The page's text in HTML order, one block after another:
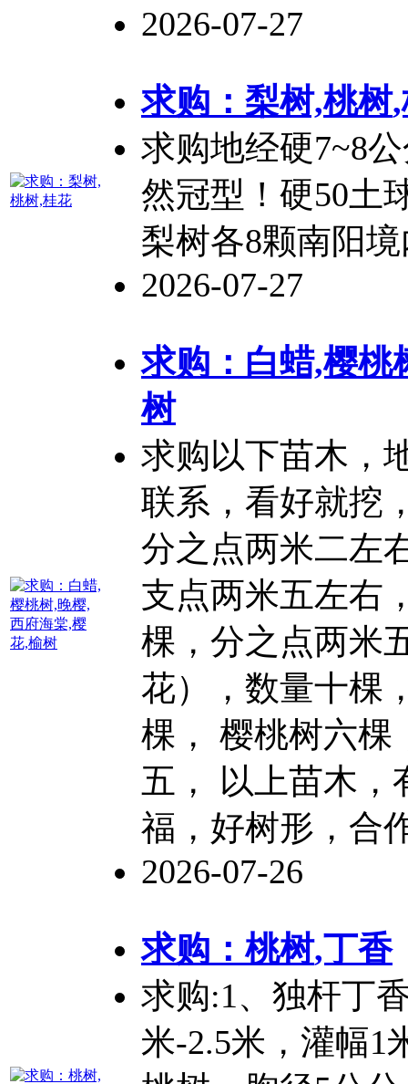
2026-07-27
求购：梨树,桃树
求购地经硬7~8
然冠型！硬50土
梨树各8颗南阳
2026-07-27
求购：白蜡,樱桃
树
求购以下苗木，
联系，看好就挖
分之点两米二左
支点两米五左右
棵，分之点两米
花），数量十棵
棵， 樱桃树六棵
五， 以上苗木，
福，好树形，合
2026-07-26
求购： 桃树,丁香
求购:1、独杆丁
米-2.5米，灌幅1